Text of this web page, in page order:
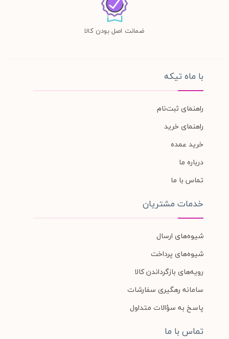
ضمانت اصل بودن کالا
با ماه تیکه
راهنمای ثبت‌نام
راهنمای خرید
خرید عمده
درباره ما
تماس با ما
خدمات مشتریان
شیوه‌های ارسال
شیوه‌های پرداخت
رویه‌های بازگرداندن کالا
سامانه رهگیری سفارشات
پاسخ به سؤالات متداول
تماس با ما